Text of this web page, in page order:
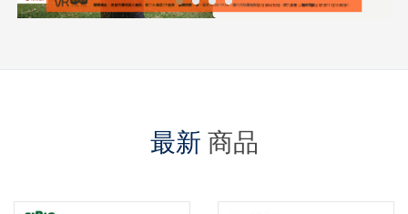
最新 商品